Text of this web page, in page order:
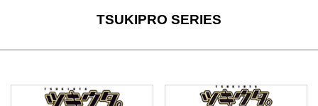
TSUKIPRO SERIES